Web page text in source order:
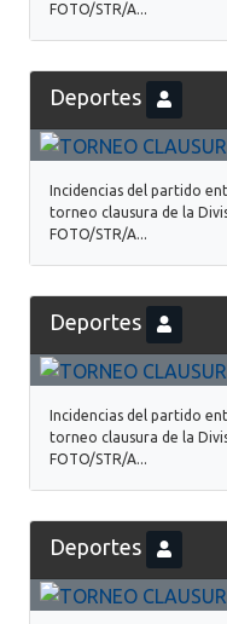
FOTO/STR/A...
Deportes
Incidencias del partido
torneo clausura de la
FOTO/STR/A...
Deportes
Incidencias del partido
torneo clausura de la
FOTO/STR/A...
Deportes